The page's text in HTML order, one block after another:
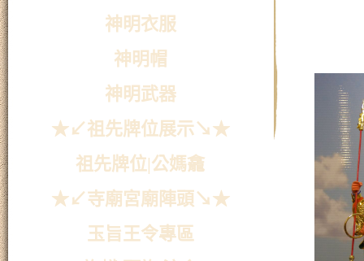
神明衣服
神明帽
神明武器
★↙祖先牌位展示↘★
祖先牌位|公媽龕
★↙寺廟宮廟陣頭↘★
玉旨王令專區